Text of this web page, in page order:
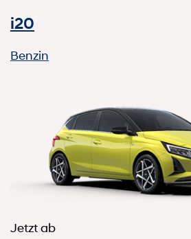
i20
Benzin
Jetzt ab